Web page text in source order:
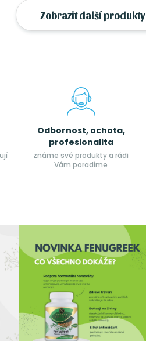
Zobrazit další produkty
Odbornost, ochota,
profesionalita
známe své produkty a rádi
Vám poradíme